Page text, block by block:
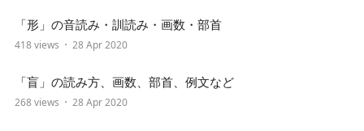
「形」の音読み・訓読み・画数・部首
418 views 28 Apr 2020
「盲」の読み方、画数、部首、例文など
268 views 28 Apr 2020